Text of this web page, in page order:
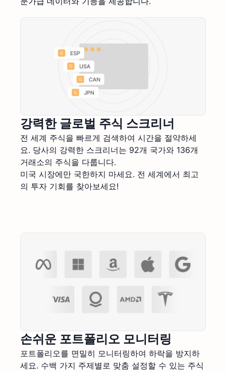
강력한 글로벌 주식 스크리너
전 세계 주식을 빠르게 검색하여 시간을 절약하세
요. 당사의 강력한 스크리너는 92개 국가와 136개
거래소의 주식을 다룹니다.
미국 시장에만 국한하지 마세요. 전 세계에서 최고
의 투자 기회를 찾아보세요!
손쉬운 포트폴리오 모니터링
포트폴리오를 면밀히 모니터링하여 하락을 방지하
세요. 수백 가지 주제별로 맞춤 설정할 수 있는 주식